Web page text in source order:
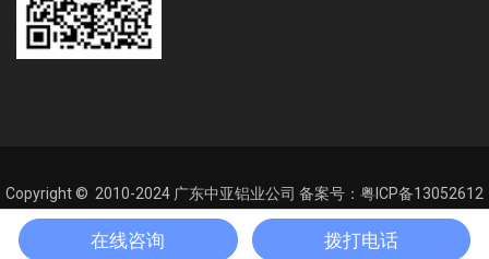
Copyright © 2010-2024 广东中亚铝业公司 备案号：粤ICP备13052612
号 Theme by 广东中亚铝业公司
在线咨询 拨打电话